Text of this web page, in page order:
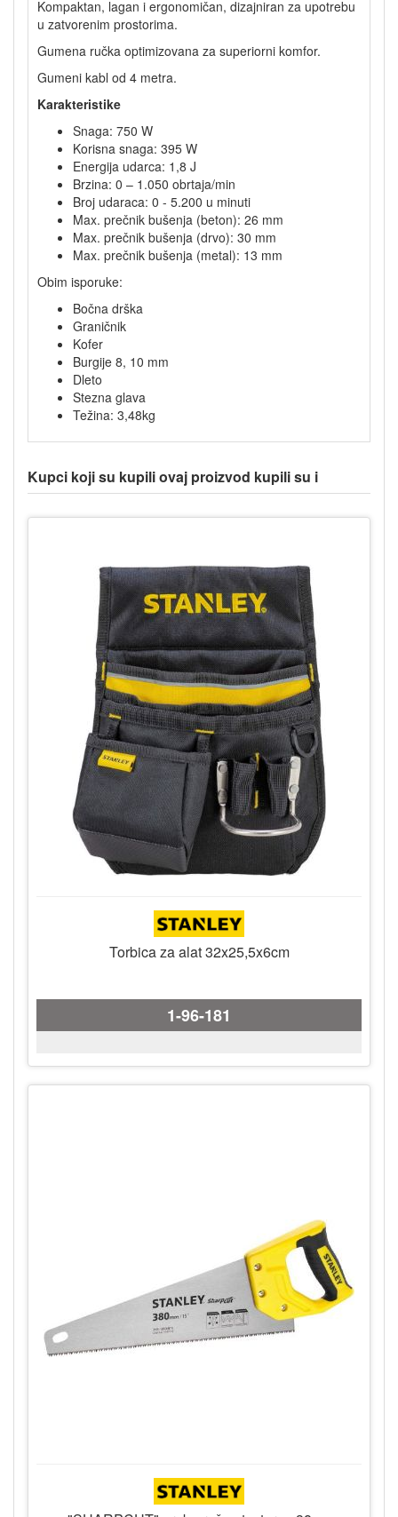
Kompaktan, lagan i ergonomičan, dizajniran za upotrebu
u zatvorenim prostorima.
Gumena ručka optimizovana za superiorni komfor.
Gumeni kabl od 4 metra.
Karakteristike
Snaga: 750 W
Korisna snaga: 395 W
Energija udarca: 1,8 J
Brzina: 0 – 1.050 obrtaja/min
Broj udaraca: 0 - 5.200 u minuti
Max. prečnik bušenja (beton): 26 mm
Max. prečnik bušenja (drvo): 30 mm
Max. prečnik bušenja (metal): 13 mm
Obim isporuke:
Bočna drška
Graničnik
Kofer
Burgije 8, 10 mm
Dleto
Stezna glava
Težina: 3,48kg
Kupci koji su kupili ovaj proizvod kupili su i
Torbica za alat 32x25,5x6cm
1-96-181